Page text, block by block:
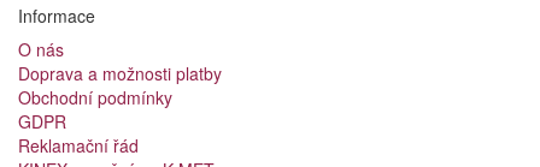
Informace
O nás
Doprava a možnosti platby
Obchodní podmínky
GDPR
Reklamační řád